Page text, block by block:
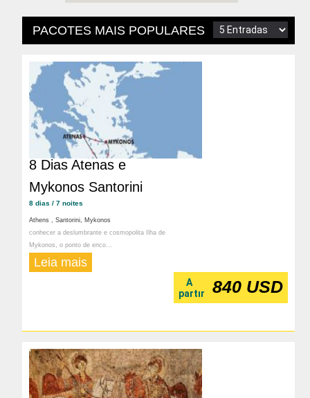
PACOTES MAIS POPULARES
8 Dias Atenas e
Mykonos Santorini
8 dias / 7 noites
Athens , Santorini, Mykonos
conhecer a deslumbrante e cosmopolita Ilha de
Mykonos, o ponto de enco...
Leia mais
A
partır
840 USD